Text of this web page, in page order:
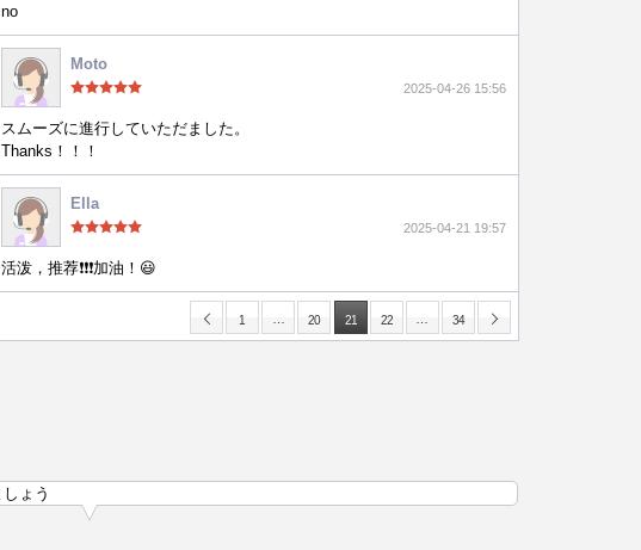
no
Moto
2025-04-26 15:56
スムーズに進行していただました。
Thanks！！！
Ella
2025-04-21 19:57
活泼，推荐❗❗❗加油！😃
1 20 21 22 34
ょう